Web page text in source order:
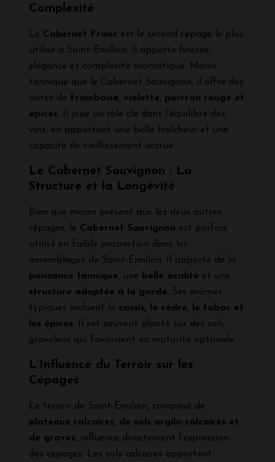
Complexité
Le Cabernet Franc est le second cépage le plus
utilisé à Saint-Émilion. Il apporte finesse,
élégance et complexité aromatique. Moins
tannique que le Cabernet Sauvignon, il offre des
notes de framboise, violette, poivron rouge et
épices. Il joue un rôle clé dans l’équilibre des
vins, en apportant une belle fraîcheur et une
capacité de vieillissement accrue.
Le Cabernet Sauvignon : La
Structure et la Longévité
Bien que moins présent que les deux autres
cépages, le Cabernet Sauvignon est parfois
utilisé en faible proportion dans les
assemblages de Saint-Émilion. Il apporte de la
puissance tannique, une belle acidité et une
structure adaptée à la garde. Ses arômes
typiques incluent le cassis, le cèdre, le tabac et
les épices. Il est souvent planté sur des sols
graveleux qui favorisent sa maturité optimale.
L’Influence du Terroir sur les
Cépages
Le terroir de Saint-Émilion, composé de
plateaux calcaires, de sols argilo-calcaires et
de graves, influence directement l’expression
des cépages. Les sols calcaires apportent